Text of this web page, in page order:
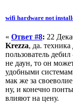
wifi hardware not
« Ответ #8: 22
Krezza, да.
пользователь
не даун, то он
удобными
мак же за
ну, и конечно
влияют на цену.